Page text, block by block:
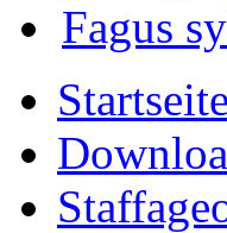
Startseite